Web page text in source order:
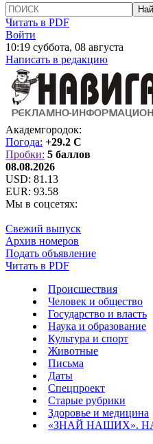
Читать в PDF
Войти
10:19 суббота, 08 августа
Написать в редакцию
Академгородок:
Погода: +29.2 C
Пробки: 5 баллов
08.08.2026
USD: 81.13
EUR: 93.58
Мы в соцсетях:
Свежий выпуск
Архив номеров
Подать объявление
Читать в PDF
Происшествия
Человек и общество
Государство и власть
Наука и образование
Культура и спорт
Животные
Письма
Даты
Спецпроект
Старые рубрики
Здоровье и медицина
«ЗНАЙ НАШИХ».